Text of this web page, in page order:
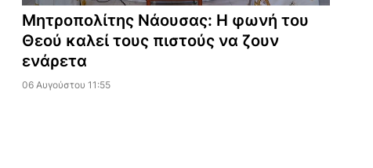
Μητροπολίτης Νάουσας: Η φωνή του
Θεού καλεί τους πιστούς να ζουν
ενάρετα
06 Αυγούστου 11:55